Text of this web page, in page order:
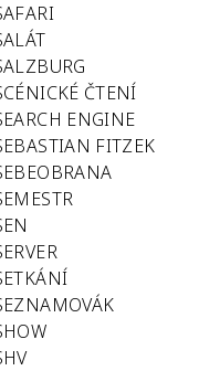
ČTENÍ
ENGINE
FITZEK